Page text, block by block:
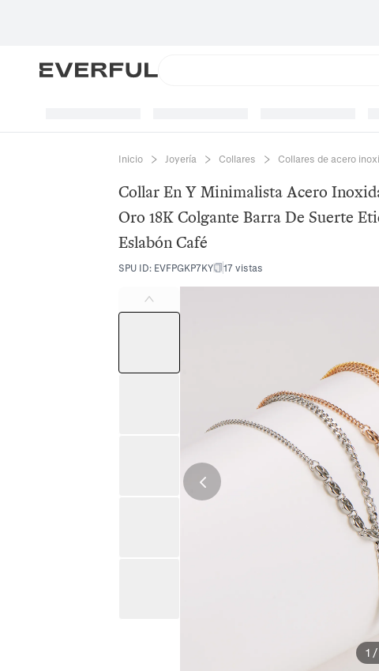
Inicio Joyería Collares Collares de acero
Collar En Y Minimalista Acero
Oro 18K Colgante Barra De Suerte
Eslabón Café
SPU ID: EVFPGKP7KY 17 vistas
1 /